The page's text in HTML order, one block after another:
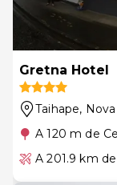
Gretna Hotel
Taihape,
A 120 m de
A 201.9 km